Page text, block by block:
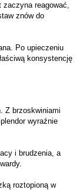
zaczyna reagować,
znów do
Po upieczeniu
konsystencję
Z brzoskwiniami
wyraźnie
i brudzenia, a
roztopioną w